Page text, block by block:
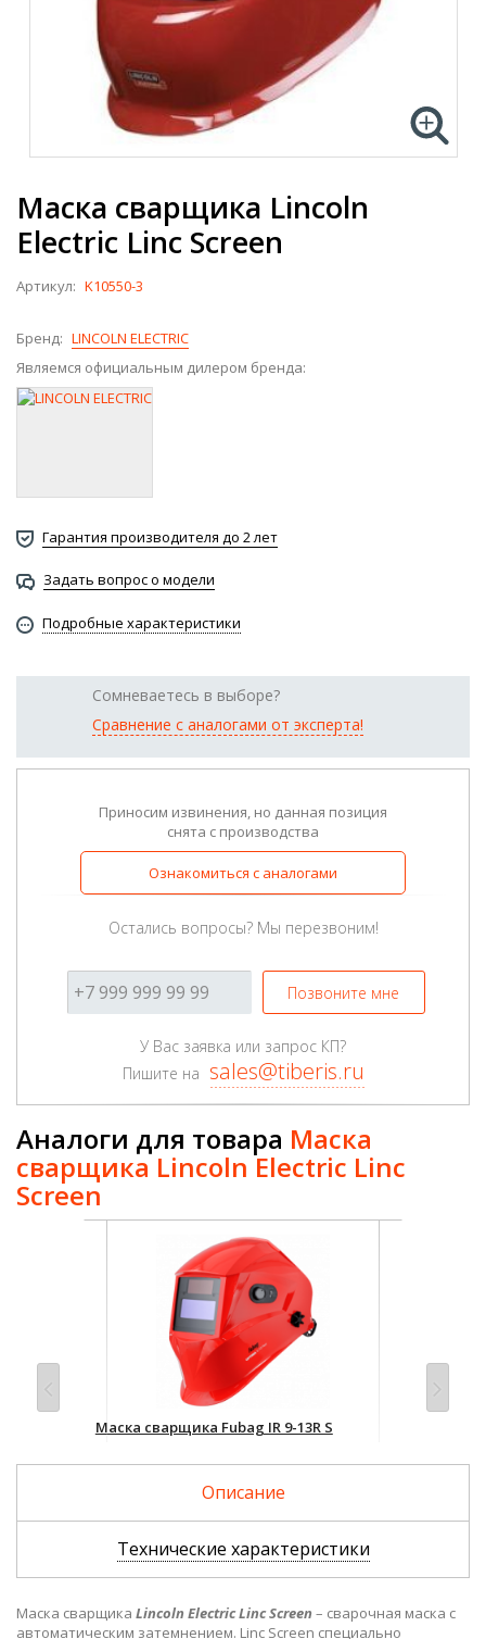
Маска сварщика Lincoln
Electric Linc Screen
Артикул: K10550-3
Бренд: LINCOLN ELECTRIC
Являемся официальным дилером бренда:
Гарантия производителя до 2 лет
Задать вопрос о модели
Подробные характеристики
Сомневаетесь в выборе?
Сравнение с аналогами от эксперта!
Приносим извинения, но данная позиция
снята с производства
Ознакомиться с аналогами
Остались вопросы? Мы перезвоним!
Позвоните мне
У Вас заявка или запрос КП?
Пишите на sales@tiberis.ru
Аналоги для товара Маска
сварщика Lincoln Electric Linc
Screen
Маска сварщика Fubag IR 9-13R S
4 260 р. 9
Описание
Технические характеристики
Маска сварщика Lincoln Electric Linc Screen – сварочная маска с
автоматическим затемнением. Linc Screen специально